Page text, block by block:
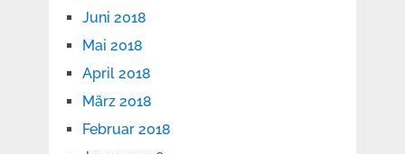
Juni 2018
Mai 2018
April 2018
März 2018
Februar 2018